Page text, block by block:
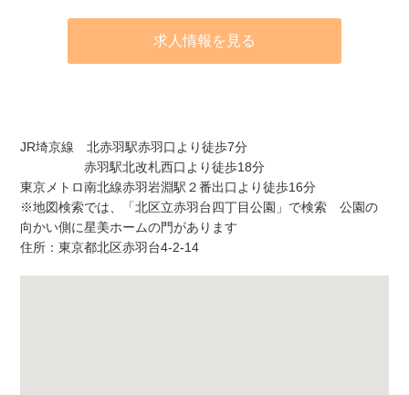
求人情報を見る
JR埼京線 北赤羽駅赤羽口より徒歩7分
赤羽駅北改札西口より徒歩18分
東京メトロ南北線赤羽岩淵駅２番出口より徒歩16分
※地図検索では、「北区立赤羽台四丁目公園」で検索 公園の
向かい側に星美ホームの門があります
住所：東京都北区赤羽台4-2-14